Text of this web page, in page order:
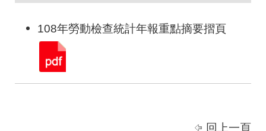
108年勞動檢查統計年報重點摘要摺頁
回上一頁